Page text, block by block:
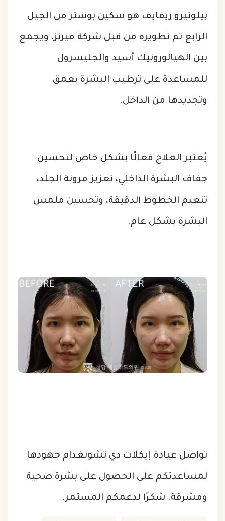
بيلوتيرو ريفايف هو سكين بوستر من الجيل
الرابع تم تطويره من قبل شركة ميرتز، ويجمع
بين الهيالورونيك أسيد والجليسرول
للمساعدة على ترطيب البشرة بعمق
وتجديدها من الداخل.
يُعتبر العلاج فعالًا بشكل خاص لتحسين
جفاف البشرة الداخلي، تعزيز مرونة الجلد،
تنعيم الخطوط الدقيقة، وتحسين ملمس
البشرة بشكل عام.
تواصل عيادة إيكلات دي تشونغدام جهودها
لمساعدتكم على الحصول على بشرة صحية
ومشرقة. شكرًا لدعمكم المستمر.